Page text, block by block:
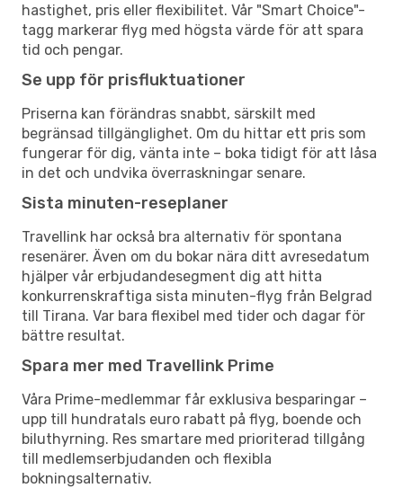
hastighet, pris eller flexibilitet. Vår "Smart Choice"-
tagg markerar flyg med högsta värde för att spara
tid och pengar.
Se upp för prisfluktuationer
Priserna kan förändras snabbt, särskilt med
begränsad tillgänglighet. Om du hittar ett pris som
fungerar för dig, vänta inte – boka tidigt för att låsa
in det och undvika överraskningar senare.
Sista minuten-reseplaner
Travellink har också bra alternativ för spontana
resenärer. Även om du bokar nära ditt avresedatum
hjälper vår erbjudandesegment dig att hitta
konkurrenskraftiga sista minuten-flyg från Belgrad
till Tirana. Var bara flexibel med tider och dagar för
bättre resultat.
Spara mer med Travellink Prime
Våra Prime-medlemmar får exklusiva besparingar –
upp till hundratals euro rabatt på flyg, boende och
biluthyrning. Res smartare med prioriterad tillgång
till medlemserbjudanden och flexibla
bokningsalternativ.